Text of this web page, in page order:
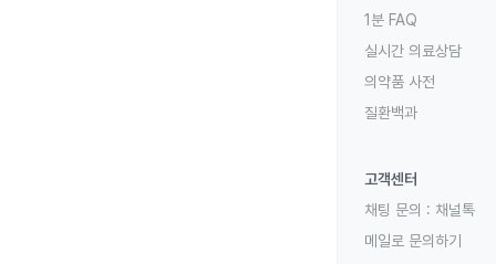
1분 FAQ
실시간 의료상담
의약품 사전
질환백과
고객센터
채팅 문의 : 채널톡
메일로 문의하기